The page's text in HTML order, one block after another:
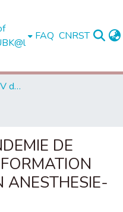
FAQ CNRST
Université Mohammed V de Rabat
DE
ANESTHESIE-